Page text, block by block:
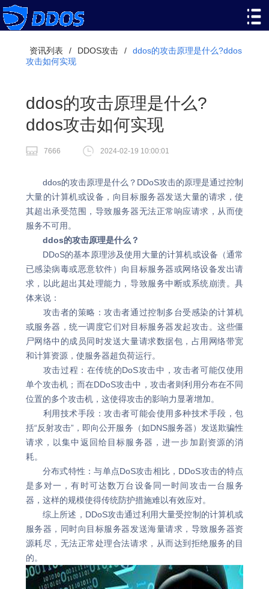
资讯列表 / DDOS攻击 /
ddos的攻击原理是什么?ddos
攻击如何实现
ddos的攻击原理是什么?
ddos攻击如何实现
7666 2024-02-19 10:00:01
ddos的攻击原理是什么？DDoS攻击的原理是通过控制
大量的计算机或设备，向目标服务器发送大量的请求，使
其超出承受范围，导致服务器无法正常响应请求，从而使
服务不可用。
ddos的攻击原理是什么？
DDoS的基本原理涉及使用大量的计算机或设备（通常
已感染病毒或恶意软件）向目标服务器或网络设备发出请
求，以此超出其处理能力，导致服务中断或系统崩溃。具
体来说：
攻击者的策略：攻击者通过控制多台受感染的计算机
或服务器，统一调度它们对目标服务器发起攻击。这些僵
尸网络中的成员同时发送大量请求数据包，占用网络带宽
和计算资源，使服务器超负荷运行。
攻击过程：在传统的DoS攻击中，攻击者可能仅使用
单个攻击机；而在DDoS攻击中，攻击者则利用分布在不同
位置的多个攻击机，这使得攻击的影响力显著增加。
利用技术手段：攻击者可能会使用多种技术手段，包
括“反射攻击”，即向公开服务（如DNS服务器）发送欺骗性
请求，以集中返回给目标服务器，进一步加剧资源的消
耗。
分布式特性：与单点DoS攻击相比，DDoS攻击的特点
是多对一，有时可达数万台设备同一时间攻击一台服务
器，这样的规模使得传统防护措施难以有效应对。
综上所述，DDoS攻击通过利用大量受控制的计算机或
服务器，同时向目标服务器发送海量请求，导致服务器资
源耗尽，无法正常处理合法请求，从而达到拒绝服务的目
的。